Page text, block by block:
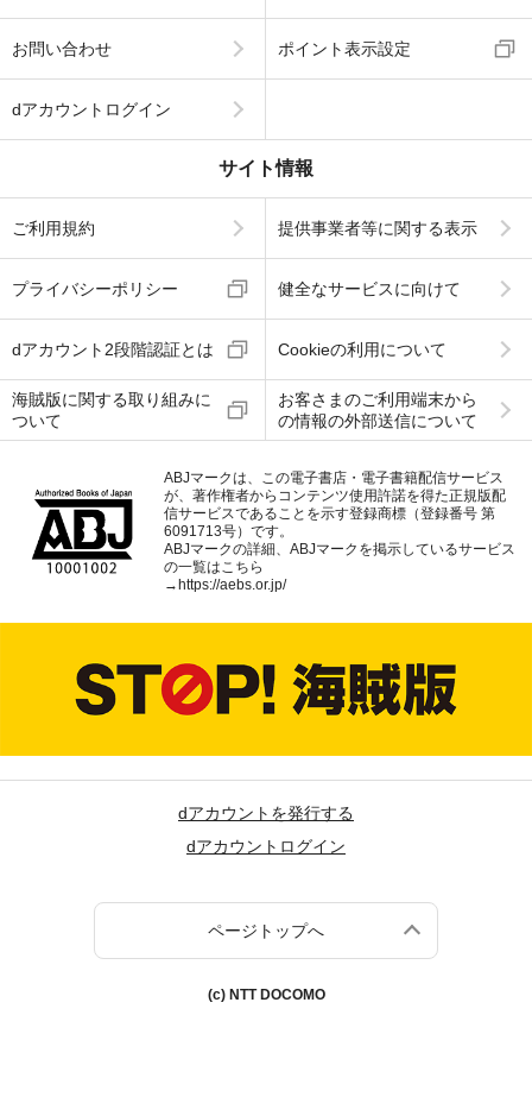
お問い合わせ ポイント表示設定
dアカウントログイン
サイト情報
ご利用規約 提供事業者等に関する表示
プライバシーポリシー 健全なサービスに向けて
dアカウント2段階認証とは Cookieの利用について
海賊版に関する取り組みに
ついて
お客さまのご利用端末から
の情報の外部送信について
ABJマークは、この電子書店・電子書籍配信サービス
が、著作権者からコンテンツ使用許諾を得た正規版配
信サービスであることを示す登録商標（登録番号 第
6091713号）です。
ABJマークの詳細、ABJマークを掲示しているサービス
の一覧はこちら
→https://aebs.or.jp/
dアカウントを発行する
dアカウントログイン
ページトップへ
(c) NTT DOCOMO